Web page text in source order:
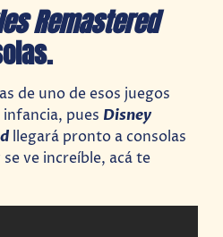
Remastered
de uno de esos juegos
pues Disney
llegará pronto a consolas
ve increíble, acá te